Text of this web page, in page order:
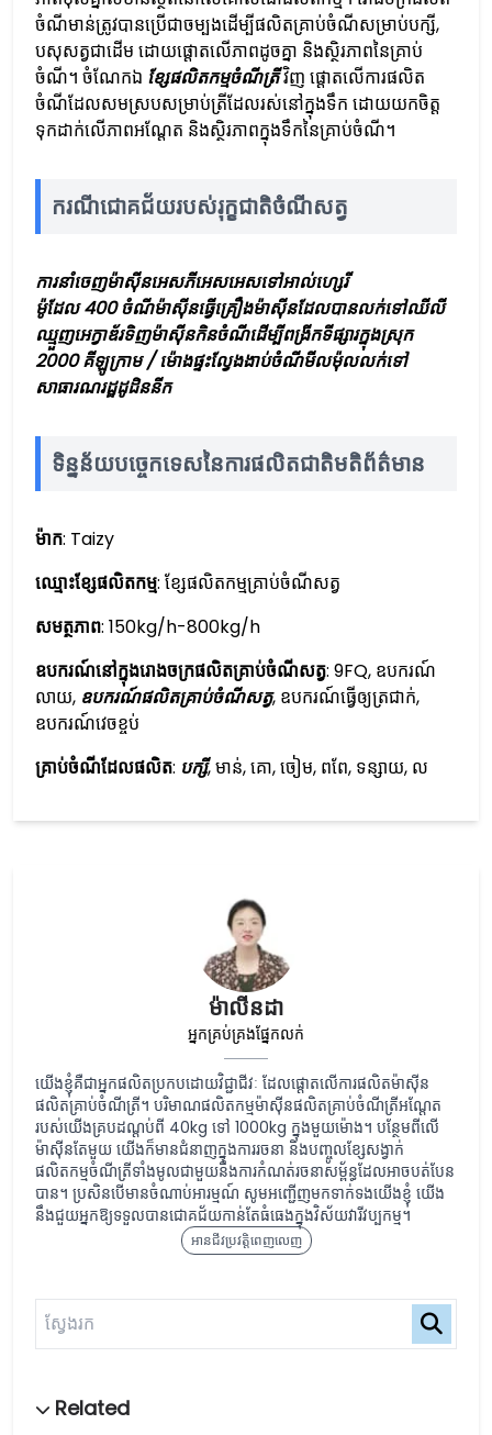
ចំណី​មាន់​ត្រូវ​បាន​ប្រើ​ជា​ចម្បង​ដើម្បី​ផលិត​គ្រាប់​ចំណី​សម្រាប់​បក្សី,
បសុសត្វ​ជាដើម ដោយ​ផ្ដោត​លើ​ភាព​ដូចគ្នា​ និង​ស្ថិរភាព​នៃ​គ្រាប់​
ចំណី។ ចំណែក​ឯ​ ខ្សែ​ផលិតកម្ម​ចំណី​ត្រីវិញ ផ្ដោត​លើ​ការ​ផលិត​
ចំណី​ដែល​សមស្រប​សម្រាប់​ត្រី​ដែល​រស់នៅ​ក្នុង​ទឹក ដោយ​យក​ចិត្ត​
ទុកដាក់​លើ​ភាព​អណ្ដែត​ និង​ស្ថិរភាព​ក្នុង​ទឹក​នៃ​គ្រាប់​ចំណី។
ករណីជោគជ័យរបស់រុក្ខជាតិចំណីសត្វ
ការនាំចេញម៉ាស៊ីនអេសភីអេសអេសទៅអាល់ហ្សេរី
ម៉ូដែល 400 ចំណីម៉ាស៊ីនធ្វើគ្រឿងម៉ាស៊ីនដែលបានលក់ទៅឈីលី
ឈ្មួញអេក្វាឌ័រទិញម៉ាស៊ីនកិនចំណីដើម្បីពង្រីកទីផ្សារក្នុងស្រុក
2000 គីឡូក្រាម / ម៉ោងផ្ទះល្វែងងាប់ចំណីមីលម៉ុលលក់ទៅ
សាធារណរដ្ឋដូដិននីក
ទិន្នន័យបច្ចេកទេសនៃការផលិតជាតិមតិព័ត៌មាន
ម៉ាក: Taizy
ឈ្មោះខ្សែ​ផលិតកម្ម: ខ្សែ​ផលិតកម្ម​គ្រាប់​ចំណី​សត្វ
សមត្ថភាព: 150kg/h-800kg/h
ឧបករណ៍នៅក្នុងរោងចក្រផលិតគ្រាប់ចំណីសត្វ: 9FQ, ឧបករណ៍
លាយ, ឧបករណ៍​ផលិត​គ្រាប់​ចំណី​សត្វ, ឧបករណ៍​ធ្វើ​ឲ្យ​ត្រជាក់,
ឧបករណ៍​វេច​ខ្ចប់
គ្រាប់ចំណី​ដែល​ផលិត: បក្សី, មាន់, គោ, ចៀម, ពពែ, ទន្សាយ, ល
ម៉ាលីនដា
អ្នកគ្រប់គ្រងផ្នែកលក់
យើងខ្ញុំគឺជាអ្នកផលិតប្រកបដោយវិជ្ជាជីវៈ ដែលផ្តោតលើការផលិតម៉ាស៊ីន
ផលិតគ្រាប់ចំណីត្រី។ បរិមាណផលិតកម្មម៉ាស៊ីនផលិតគ្រាប់ចំណីត្រីអណ្តែត
របស់យើងគ្របដណ្តប់ពី 40kg ទៅ 1000kg ក្នុងមួយម៉ោង។ បន្ថែមពីលើ
ម៉ាស៊ីនតែមួយ យើងក៏មានជំនាញក្នុងការរចនា និងបញ្ចូលខ្សែសង្វាក់
ផលិតកម្មចំណីត្រីទាំងមូលជាមួយនឹងការកំណត់រចនាសម្ព័ន្ធដែលអាចបត់បែន
បាន។ ប្រសិនបើមានចំណាប់អារម្មណ៍ សូមអញ្ជើញមកទាក់ទងយើងខ្ញុំ យើង
នឹងជួយអ្នកឱ្យទទួលបានជោគជ័យកាន់តែធំធេងក្នុងវិស័យវារីវប្បកម្ម។
អានជីវប្រវត្តិពេញលេញ